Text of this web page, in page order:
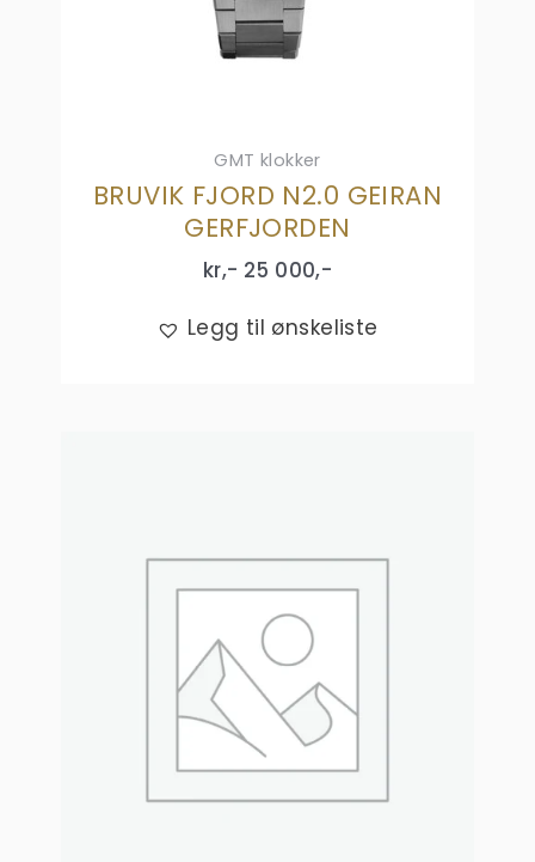
GMT klokker
BRUVIK FJORD N2.0 GEIRAN
GERFJORDEN
kr,- 25 000,-
Legg til ønskeliste